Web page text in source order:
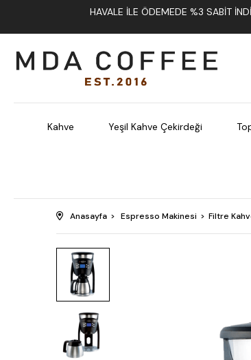
HAVALE İLE ÖDEMEDE %3 SABIT
Kahve Yeşil Kahve Çekirdeği
Anasayfa Espresso Makinesi Filtre